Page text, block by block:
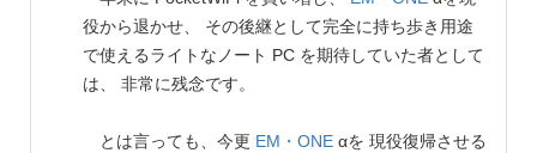
役から退かせ、 その後継として完全に持ち歩き用途
で使えるライトなノート PC を期待していた者として
は、 非常に残念です。
とは言っても、今更 EM・ONE αを 現役復帰させる